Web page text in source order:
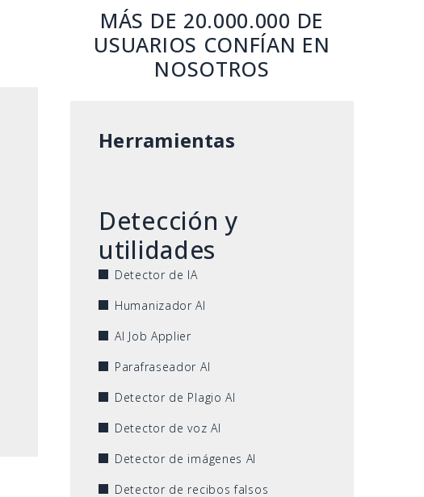
MÁS DE 20.000.000 DE
USUARIOS CONFÍAN EN
NOSOTROS
Herramientas
Detección y
utilidades
Detector de IA
Humanizador AI
AI Job Applier
Parafraseador AI
Detector de Plagio AI
Detector de voz AI
Detector de imágenes AI
Detector de recibos falsos